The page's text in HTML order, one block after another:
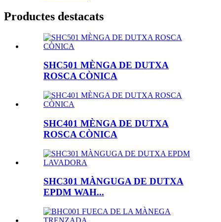
Productes destacats
SHC501 MÈNGA DE DUTXA
ROSCA CÒNICA
SHC401 MÈNGA DE DUTXA
ROSCA CÒNICA
SHC301 MÀNGUGA DE DUTXA
EPDM WAH...